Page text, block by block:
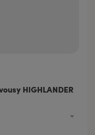
HIGHLANDER